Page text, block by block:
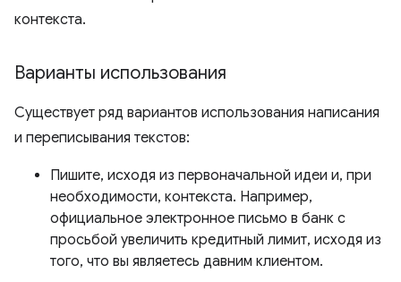
контекста.
Варианты использования
Существует ряд вариантов использования написания
и переписывания текстов:
Пишите, исходя из первоначальной идеи и, при
необходимости, контекста. Например,
официальное электронное письмо в банк с
просьбой увеличить кредитный лимит, исходя из
того, что вы являетесь давним клиентом.